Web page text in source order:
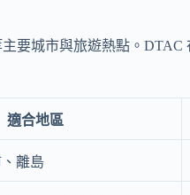
要城市與旅遊熱點。
適合地區
離島